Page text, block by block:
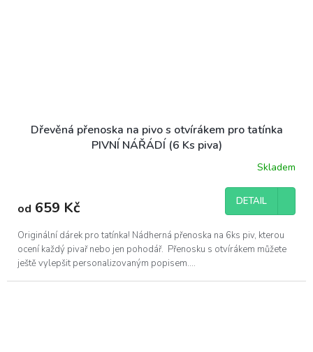
Dřevěná přenoska na pivo s otvírákem pro tatínka
PIVNÍ NÁŘÁDÍ (6 Ks piva)
Skladem
od 659 Kč DETAIL
Originální dárek pro tatínka! Nádherná přenoska na 6ks piv, kterou
ocení každý pivař nebo jen pohodář. Přenosku s otvírákem můžete
ještě vylepšit personalizovaným popisem....